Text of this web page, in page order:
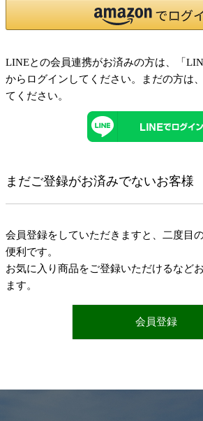
LINEとの会員連携がお済みの方は、「
からログインしてください。まだの方は、
てください。
まだご登録がお済みでないお客様
会員登録をしていただきますと、二度目
便利です。
お気に入り商品をご登録いただけるなど
ます。
会員登録